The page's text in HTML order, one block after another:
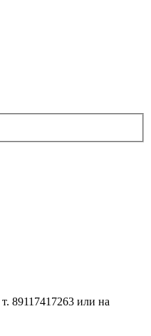
89117417263 или на